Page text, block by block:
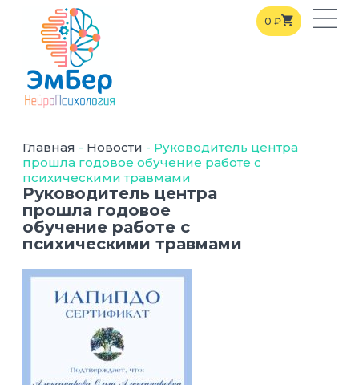
0 ₽
Главная - Новости - Руководитель центра
прошла годовое обучение работе с
психическими травмами
Руководитель центра
прошла годовое
обучение работе с
психическими травмами